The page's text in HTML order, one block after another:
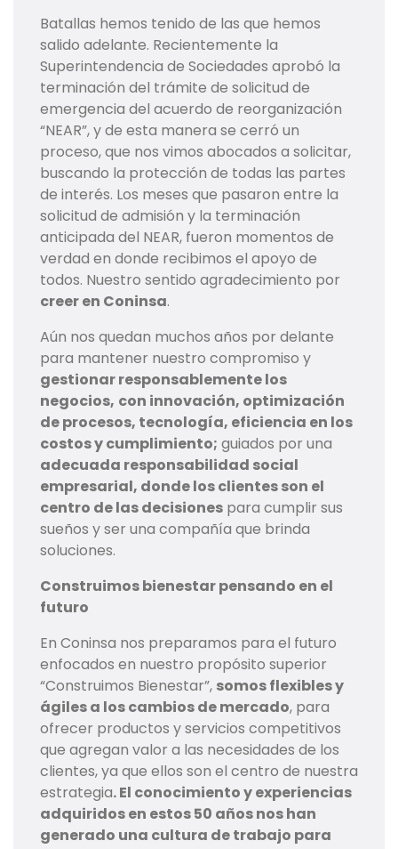
Batallas hemos tenido de las que hemos
salido adelante. Recientemente la
Superintendencia de Sociedades aprobó la
terminación del trámite de solicitud de
emergencia del acuerdo de reorganización
“NEAR”, y de esta manera se cerró un
proceso, que nos vimos abocados a solicitar,
buscando la protección de todas las partes
de interés. Los meses que pasaron entre la
solicitud de admisión y la terminación
anticipada del NEAR, fueron momentos de
verdad en donde recibimos el apoyo de
todos. Nuestro sentido agradecimiento por
creer en Coninsa.
Aún nos quedan muchos años por delante
para mantener nuestro compromiso y
gestionar responsablemente los
negocios, con innovación, optimización
de procesos, tecnología, eficiencia en los
costos y cumplimiento; guiados por una
adecuada responsabilidad social
empresarial, donde los clientes son el
centro de las decisiones para cumplir sus
sueños y ser una compañía que brinda
soluciones.
Construimos bienestar pensando en el
futuro
En Coninsa nos preparamos para el futuro
enfocados en nuestro propósito superior
“Construimos Bienestar”, somos flexibles y
ágiles a los cambios de mercado, para
ofrecer productos y servicios competitivos
que agregan valor a las necesidades de los
clientes, ya que ellos son el centro de nuestra
estrategia. El conocimiento y experiencias
adquiridos en estos 50 años nos han
generado una cultura de trabajo para